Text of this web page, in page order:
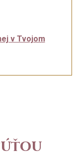
v Tvojom